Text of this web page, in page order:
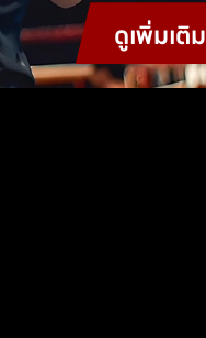
ดูเพิ่มเติม